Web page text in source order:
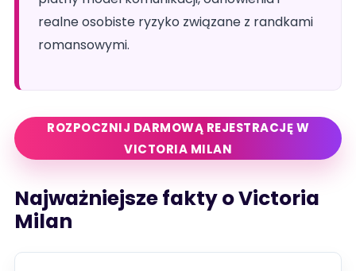
realne osobiste ryzyko związane z randkami
romansowymi.
ROZPOCZNIJ DARMOWĄ REJESTRACJĘ W
VICTORIA MILAN
Najważniejsze fakty o Victoria
Milan